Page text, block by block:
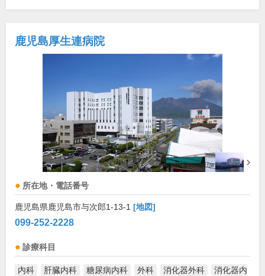
鹿児島厚生連病院
所在地・電話番号
鹿児島県鹿児島市与次郎1-13-1 [地図]
099-252-2228
診療科目
内科 肝臓内科 糖尿病内科 外科 消化器外科
消化器内